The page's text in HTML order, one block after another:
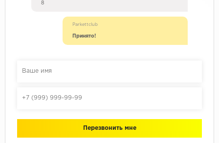
8
Parkettclub
Принято!